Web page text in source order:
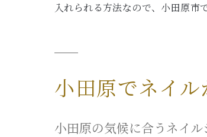
入れられる方法なので、小田原市
小田原でネイ
小田原の気候に合うネイ